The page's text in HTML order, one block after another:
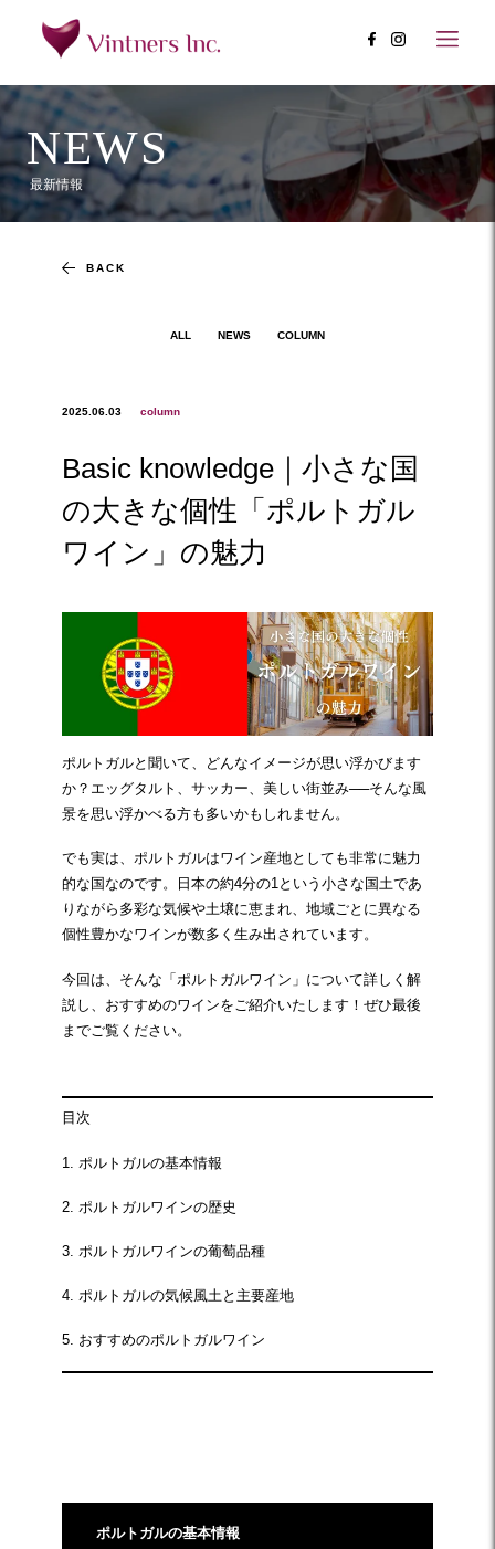
NEWS
最新情報
BACK
ALL NEWS COLUMN
2025.06.03 column
Basic knowledge｜小さな国
の大きな個性「ポルトガル
ワイン」の魅力
ポルトガルと聞いて、どんなイメージが思い浮かびます
か？エッグタルト、サッカー、美しい街並み──そんな風
景を思い浮かべる方も多いかもしれません。
でも実は、ポルトガルはワイン産地としても非常に魅力
的な国なのです。日本の約4分の1という小さな国土であ
りながら多彩な気候や土壌に恵まれ、地域ごとに異なる
個性豊かなワインが数多く生み出されています。
今回は、そんな「ポルトガルワイン」について詳しく解
説し、おすすめのワインをご紹介いたします！ぜひ最後
までご覧ください。
目次
1. ポルトガルの基本情報
2. ポルトガルワインの歴史
3. ポルトガルワインの葡萄品種
4. ポルトガルの気候風土と主要産地
5. おすすめのポルトガルワイン
ポルトガルの基本情報